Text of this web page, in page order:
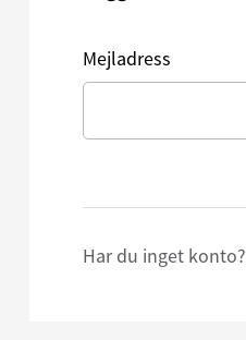
Mejladress
Har du inget konto?